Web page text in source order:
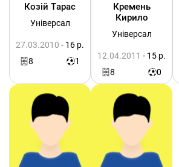
Козій Тарас
Універсал
27.03.2010 - 16 р.
8
1
Кремень
Кирило
Універсал
12.04.2011 - 15 р.
8
0